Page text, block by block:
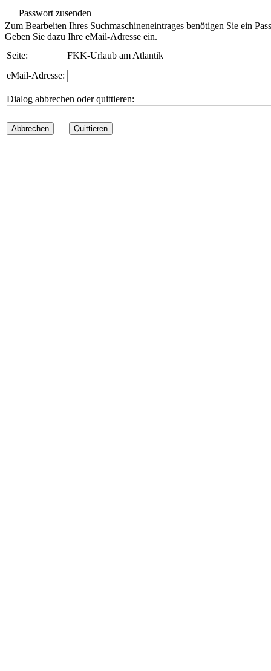
Passwort zusenden
Zum Bearbeiten Ihres Suchmaschineneintrages benötigen Sie ein
Geben Sie dazu Ihre eMail-Adresse ein.
Seite:
FKK-Urlaub am Atlantik
eMail-Adresse:
Dialog abbrechen oder quittieren:
Abbrechen Quittieren